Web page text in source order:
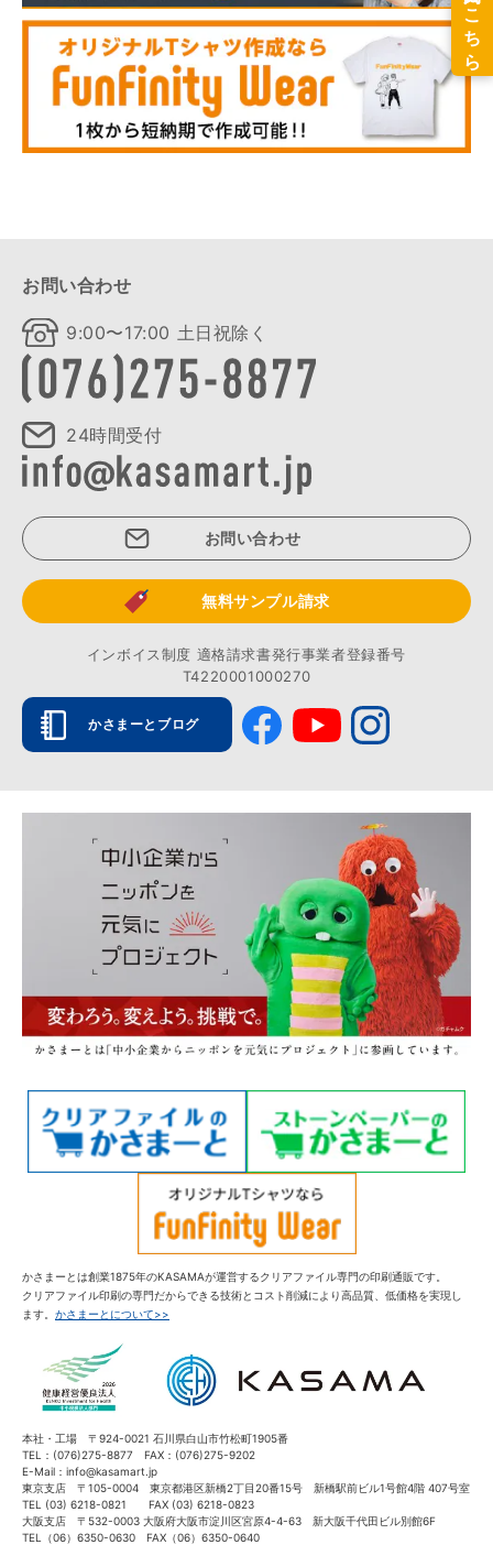
お問い合わせ
9:00〜17:00 土日祝除く
24時間受付
お問い合わせ
無料サンプル請求
インボイス制度 適格請求書発行事業者登録番号
T4220001000270
かさまーとブログ
かさまーとは創業1875年のKASAMAが運営するクリアファイル専門の印刷通販です。
クリアファイル印刷の専門だからできる技術とコスト削減により高品質、低価格を実現し
ます。 かさまーとについて>>
本社・工場 〒924-0021 石川県白山市竹松町1905番
TEL：(076)275-8877 FAX：(076)275-9202
E-Mail：info@kasamart.jp
東京支店 〒105-0004 東京都港区新橋2丁目20番15号 新橋駅前ビル1号館4階 407号室
TEL (03) 6218-0821 FAX (03) 6218-0823
大阪支店 〒532-0003 大阪府大阪市淀川区宮原4-4-63 新大阪千代田ビル別館6F
TEL（06）6350-0630 FAX（06）6350-0640